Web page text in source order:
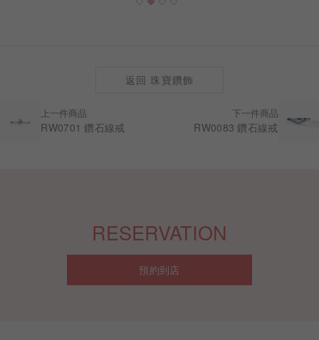
上一件商品
RW0701 鑽石線戒
下一件商品
RW0083 鑽石線戒
返回 珠寶鑽飾
RESERVATION
預約到店